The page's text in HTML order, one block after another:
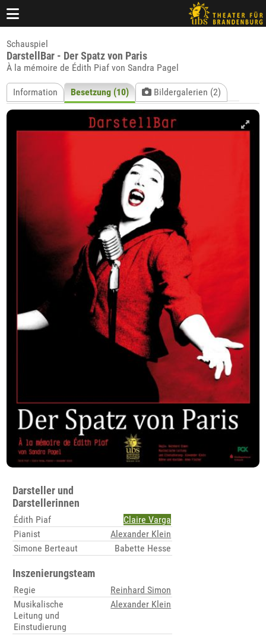
Schauspiel
DarstellBar - Der Spatz von Paris
À la mémoire de Édith Piaf von Sandra Pagel
Information Besetzung (10) Bildergalerien (2)
Darsteller und
Darstellerinnen
Édith Piaf
Claire Varga
Pianist
Alexander Klein
Simone Berteaut
Babette Hesse
Inszenierungsteam
Regie
Reinhard Simon
Musikalische
Leitung und
Einstudierung
Alexander Klein